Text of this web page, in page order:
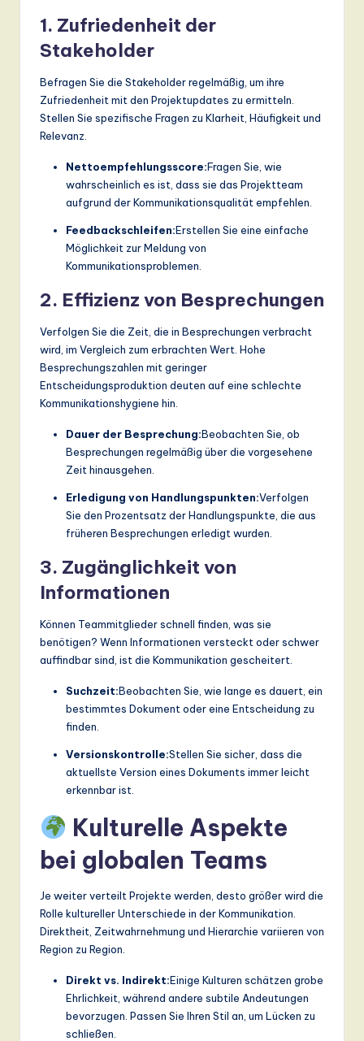
1. Zufriedenheit der
Stakeholder
Befragen Sie die Stakeholder regelmäßig, um ihre
Zufriedenheit mit den Projektupdates zu ermitteln.
Stellen Sie spezifische Fragen zu Klarheit, Häufigkeit und
Relevanz.
Nettoempfehlungsscore:Fragen Sie, wie
wahrscheinlich es ist, dass sie das Projektteam
aufgrund der Kommunikationsqualität empfehlen.
Feedbackschleifen:Erstellen Sie eine einfache
Möglichkeit zur Meldung von
Kommunikationsproblemen.
2. Effizienz von Besprechungen
Verfolgen Sie die Zeit, die in Besprechungen verbracht
wird, im Vergleich zum erbrachten Wert. Hohe
Besprechungszahlen mit geringer
Entscheidungsproduktion deuten auf eine schlechte
Kommunikationshygiene hin.
Dauer der Besprechung:Beobachten Sie, ob
Besprechungen regelmäßig über die vorgesehene
Zeit hinausgehen.
Erledigung von Handlungspunkten:Verfolgen
Sie den Prozentsatz der Handlungspunkte, die aus
früheren Besprechungen erledigt wurden.
3. Zugänglichkeit von
Informationen
Können Teammitglieder schnell finden, was sie
benötigen? Wenn Informationen versteckt oder schwer
auffindbar sind, ist die Kommunikation gescheitert.
Suchzeit:Beobachten Sie, wie lange es dauert, ein
bestimmtes Dokument oder eine Entscheidung zu
finden.
Versionskontrolle:Stellen Sie sicher, dass die
aktuellste Version eines Dokuments immer leicht
erkennbar ist.
Kulturelle Aspekte
bei globalen Teams
Je weiter verteilt Projekte werden, desto größer wird die
Rolle kultureller Unterschiede in der Kommunikation.
Direktheit, Zeitwahrnehmung und Hierarchie variieren von
Region zu Region.
Direkt vs. Indirekt:Einige Kulturen schätzen grobe
Ehrlichkeit, während andere subtile Andeutungen
bevorzugen. Passen Sie Ihren Stil an, um Lücken zu
schließen.